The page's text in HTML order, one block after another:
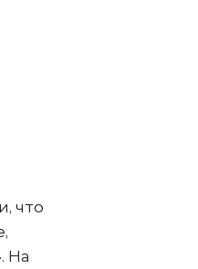
что
На